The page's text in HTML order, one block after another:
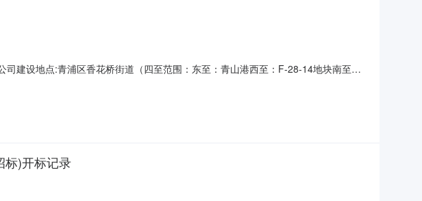
建设地点:青浦区香花桥街道（四至范围：东至：青山港西至：F-28-14地块南至：
标)开标记录